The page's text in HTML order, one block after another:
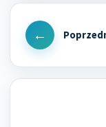
Nawigacja
wpisu
Previous